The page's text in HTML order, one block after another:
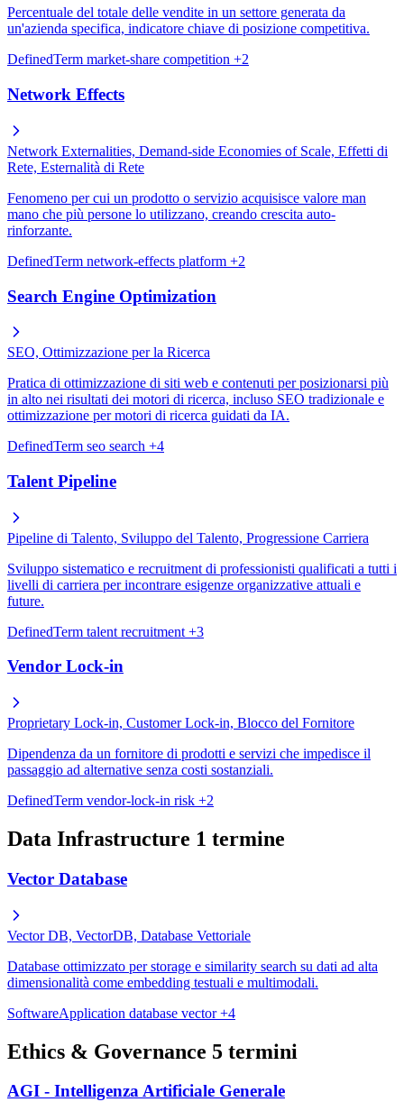
Percentuale del totale delle vendite in un settore generata da
un'azienda specifica, indicatore chiave di posizione competitiva.
DefinedTerm market-share competition +2
Network Effects
Network Externalities, Demand-side Economies of Scale, Effetti di
Rete, Esternalità di Rete
Fenomeno per cui un prodotto o servizio acquisisce valore man
mano che più persone lo utilizzano, creando crescita auto-
rinforzante.
DefinedTerm network-effects platform +2
Search Engine Optimization
SEO, Ottimizzazione per la Ricerca
Pratica di ottimizzazione di siti web e contenuti per posizionarsi più
in alto nei risultati dei motori di ricerca, incluso SEO tradizionale e
ottimizzazione per motori di ricerca guidati da IA.
DefinedTerm seo search +4
Talent Pipeline
Pipeline di Talento, Sviluppo del Talento, Progressione Carriera
Sviluppo sistematico e recruitment di professionisti qualificati a tutti i
livelli di carriera per incontrare esigenze organizzative attuali e
future.
DefinedTerm talent recruitment +3
Vendor Lock-in
Proprietary Lock-in, Customer Lock-in, Blocco del Fornitore
Dipendenza da un fornitore di prodotti e servizi che impedisce il
passaggio ad alternative senza costi sostanziali.
DefinedTerm vendor-lock-in risk +2
Data Infrastructure 1 termine
Vector Database
Vector DB, VectorDB, Database Vettoriale
Database ottimizzato per storage e similarity search su dati ad alta
dimensionalità come embedding testuali e multimodali.
SoftwareApplication database vector+4
Ethics & Governance 5 termini
AGI - Intelligenza Artificiale Generale